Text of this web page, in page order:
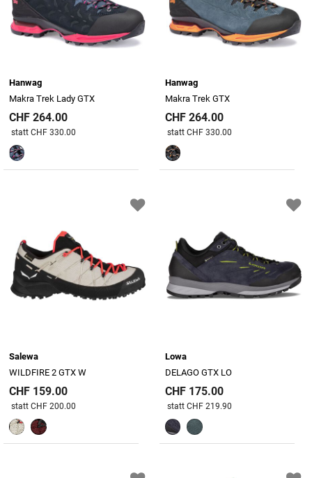
Hanwag
Makra Trek Lady GTX
CHF 264.00
Preis reduziert von
statt CHF 330.00
Hanwag
Makra Trek GTX
CHF 264.00
Preis reduziert von
statt CHF 330.00
Salewa
WILDFIRE 2 GTX W
CHF 159.00
Preis reduziert von
statt CHF 200.00
Lowa
DELAGO GTX LO
CHF 175.00
Preis reduziert von
statt CHF 219.90